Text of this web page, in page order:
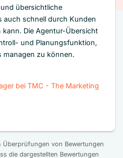
übersichtliche
auch schnell durch Kunden
kann. Die Agentur-Übersicht
und Planungsfunktion,
managen zu können.
bei TMC - The Marketing
von Bewertungen
die dargestellten Bewertungen